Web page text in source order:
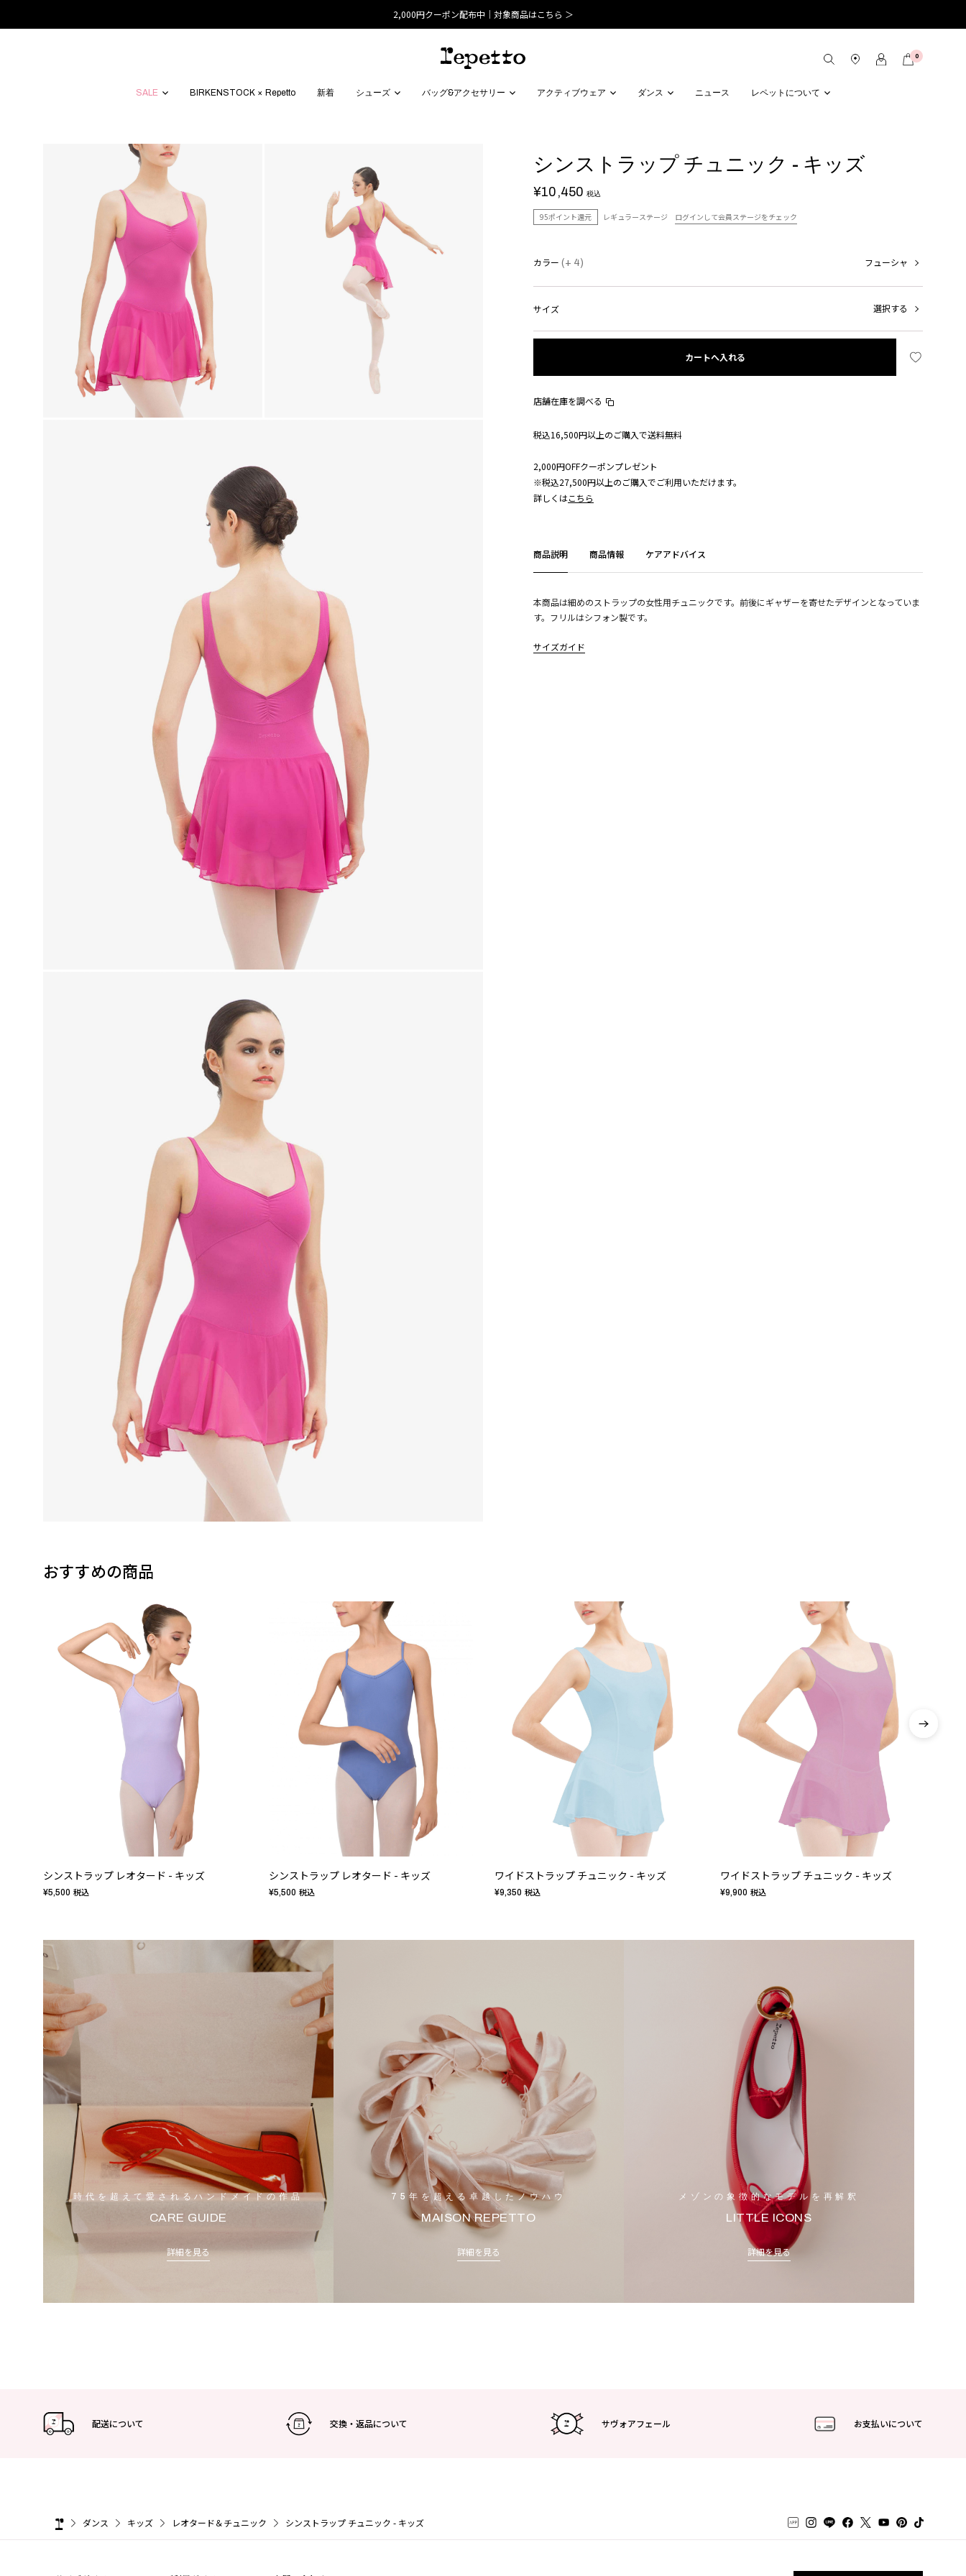
2,000円クーポン配布中｜対象商品はこちら ＞
0
SALE BIRKENSTOCK × Repetto 新着 シューズ バッグ&アクセサリー アクティブウェア ダンス ニュース レペットについて
シンストラップ チュニック - キッズ
¥10,450 税込
95ポイント還元 レギュラーステージ ログインして会員ステージをチェック
カラー (+ 4) フューシャ
サイズ 選択する
カートへ入れる
店舗在庫を調べる
税込16,500円以上のご購入で送料無料
2,000円OFFクーポンプレゼント
※税込27,500円以上のご購入でご利用いただけます。
詳しくはこちら
商品説明 商品情報 ケアアドバイス
本商品は細めのストラップの女性用チュニックです。前後にギャザーを寄せたデザインとなっていま
す。フリルはシフォン製です。
サイズガイド
おすすめの商品
シンストラップ レオタード - キッズ
¥5,500 税込
シンストラップ レオタード - キッズ
¥5,500 税込
ワイドストラップ チュニック - キッズ
¥9,350 税込
ワイドストラップ チュニック - キッズ
¥9,900 税込
時代を超えて愛されるハンドメイドの作品
CARE GUIDE
詳細を見る
75年を超える卓越したノウハウ
MAISON REPETTO
詳細を見る
メゾンの象徴的なモデルを再解釈
LITTLE ICONS
詳細を見る
配送について 交換・返品について サヴォアフェール お支払いについて
ダンス キッズ レオタード＆チュニック シンストラップ チュニック - キッズ